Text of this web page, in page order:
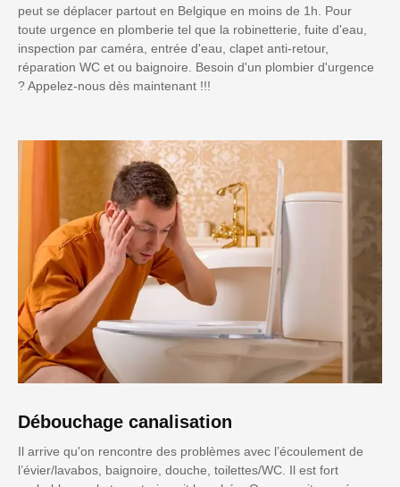
peut se déplacer partout en Belgique en moins de 1h. Pour
toute urgence en plomberie tel que la robinetterie, fuite d'eau,
inspection par caméra, entrée d'eau, clapet anti-retour,
réparation WC et ou baignoire. Besoin d'un plombier d'urgence
? Appelez-nous dès maintenant !!!
Débouchage canalisation
Il arrive qu'on rencontre des problèmes avec l’écoulement de
l’évier/lavabos, baignoire, douche, toilettes/WC. Il est fort